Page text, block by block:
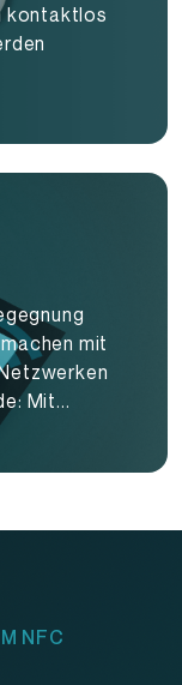
kontaktlos
mit
Mit...
NFC